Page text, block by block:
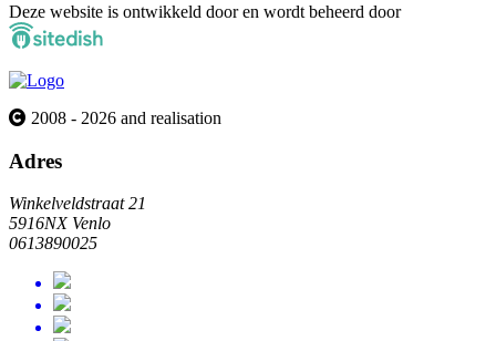
Deze website is ontwikkeld door en wordt beheerd door
2008 - 2026 and realisation
Adres
Winkelveldstraat 21
5916NX Venlo
0613890025